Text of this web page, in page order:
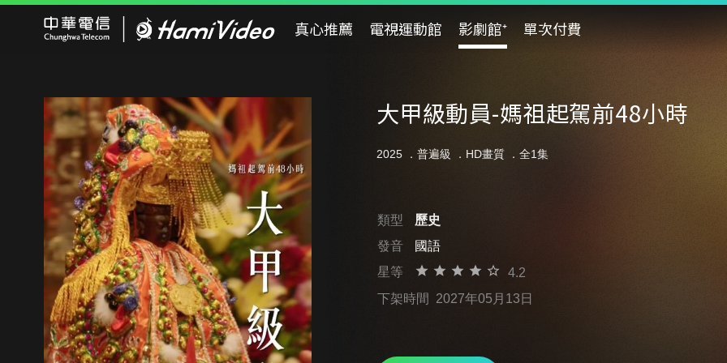
真心推薦 電視運動館 影劇館⁺ 單次付費
大甲級動員-媽祖起駕前48小時
2025 ． 普遍級 ．HD畫質 ．全1集
類型
歷史
發音
國語
星等
4.2
下架時間 2027年05月13日